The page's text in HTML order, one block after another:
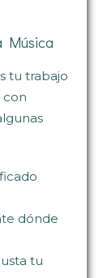
Música
tu trabajo
con
dónde
tu